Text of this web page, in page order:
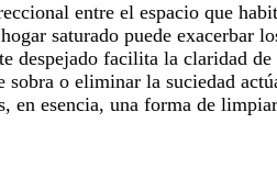
entre el espacio que
saturado puede exacerbar
despejado facilita la claridad de
sobra o eliminar la suciedad
en esencia, una forma de